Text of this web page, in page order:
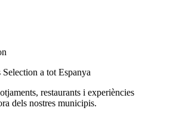
a tot Espanya
restaurants i experiències
dels nostres municipis.